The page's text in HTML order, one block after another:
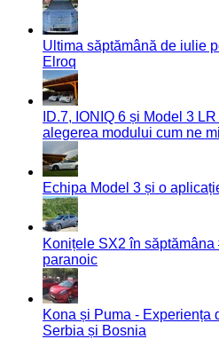
Ultima săptămână de iulie
Elroq
ID.7, IONIQ 6 și Model 3
alegerea modului cum ne
Echipa Model 3 și o
Konițele SX2 în săptămâna
paranoic
Kona și Puma - Experiența
Serbia și Bosnia